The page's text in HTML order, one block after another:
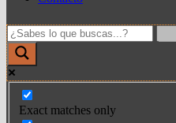
Exact matches only